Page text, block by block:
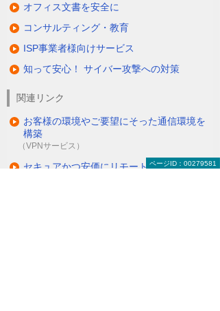
オフィス文書を安全に
コンサルティング・教育
ISP事業者様向けサービス
知って安心！ サイバー攻撃への対策
関連リンク
お客様の環境やご要望にそった通信環境を
構築
（VPNサービス）
セキュアかつ安価にリモートアクセスを可
ページID：00279581